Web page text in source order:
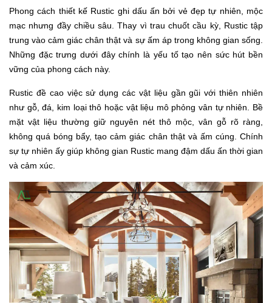
Phong cách thiết kế Rustic ghi dấu ấn bởi vẻ đẹp tự nhiên, mộc
mạc nhưng đầy chiều sâu. Thay vì trau chuốt cầu kỳ, Rustic tập
trung vào cảm giác chân thật và sự ấm áp trong không gian sống.
Những đặc trưng dưới đây chính là yếu tố tạo nên sức hút bền
vững của phong cách này.
Rustic đề cao việc sử dụng các vật liệu gần gũi với thiên nhiên
như gỗ, đá, kim loại thô hoặc vật liệu mô phỏng vân tự nhiên. Bề
mặt vật liệu thường giữ nguyên nét thô mộc, vân gỗ rõ ràng,
không quá bóng bẩy, tạo cảm giác chân thật và ấm cúng. Chính
sự tự nhiên ấy giúp không gian Rustic mang đậm dấu ấn thời gian
và cảm xúc.